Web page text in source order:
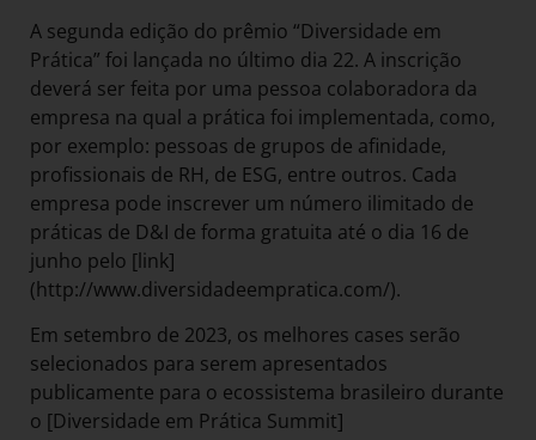
A segunda edição do prêmio “Diversidade em
Prática” foi lançada no último dia 22. A inscrição
deverá ser feita por uma pessoa colaboradora da
empresa na qual a prática foi implementada, como,
por exemplo: pessoas de grupos de afinidade,
profissionais de RH, de ESG, entre outros. Cada
empresa pode inscrever um número ilimitado de
práticas de D&I de forma gratuita até o dia 16 de
junho pelo [link]
(http://www.diversidadeempratica.com/).
Em setembro de 2023, os melhores cases serão
selecionados para serem apresentados
publicamente para o ecossistema brasileiro durante
o [Diversidade em Prática Summit]